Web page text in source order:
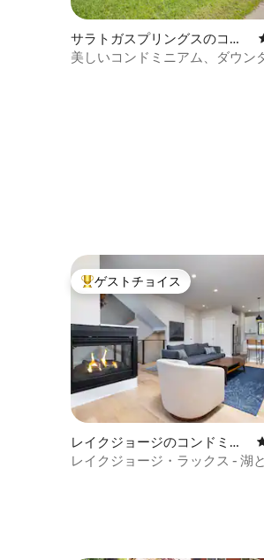
サラトガスプリングスのコン
ドミニアム
美しいコンドミニアム、ダウン
大好評のゲストチョイスです。
ゲストチョイス
レイクジョージのコンドミニ
アム
レイクジョージ・ラックス - 湖